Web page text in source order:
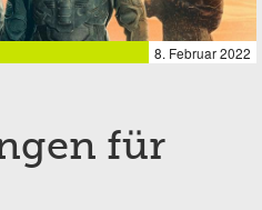
8. Februar 2022
für